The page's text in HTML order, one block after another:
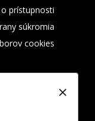
prístupnosti
súkromia
cookies